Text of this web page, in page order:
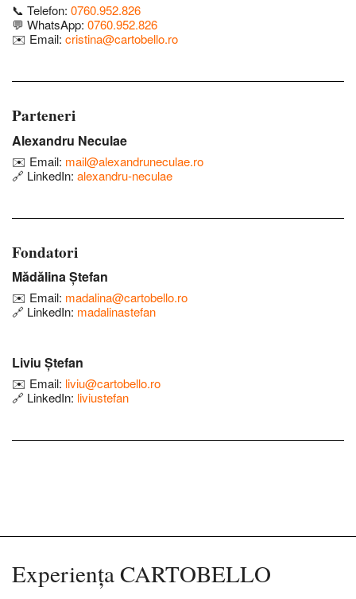
📞 Telefon: 0760.952.826
💬 WhatsApp: 0760.952.826
✉️ Email: cristina@cartobello.ro
Parteneri
Alexandru Neculae
✉️ Email: mail@alexandruneculae.ro
🔗 LinkedIn: alexandru-neculae
Fondatori
Mădălina Ștefan
✉️ Email: madalina@cartobello.ro
🔗 LinkedIn: madalinastefan
Liviu Ștefan
✉️ Email: liviu@cartobello.ro
🔗 LinkedIn: liviustefan
Experiența CARTOBELLO